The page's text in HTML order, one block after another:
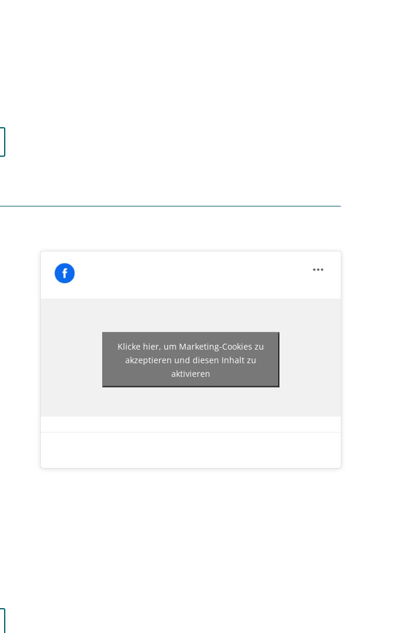
Klicke hier, um Marketing-Cookies zu
akzeptieren und diesen Inhalt zu
aktivieren